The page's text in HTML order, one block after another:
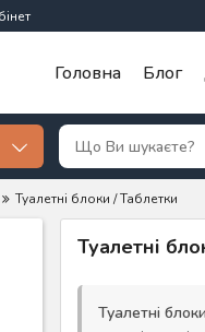
Головна Блог
Туалетні блоки / Таблетки
Туалетні
Туалетні